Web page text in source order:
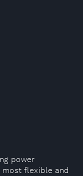
power
most flexible and